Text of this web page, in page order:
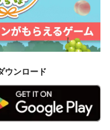
ウンロード